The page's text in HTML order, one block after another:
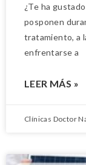
¿Te ha
posponen
tratamiento, a
enfrentarse a
LEER MÁS »
Clínicas Doctor